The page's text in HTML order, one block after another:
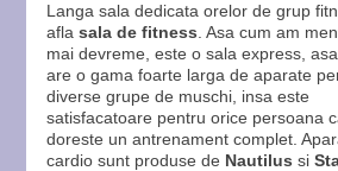
Langa sala dedicata orelor de grup
afla sala de fitness . Asa cum am
mai devreme, este o sala express,
are o gama foarte larga de aparate
diverse grupe de muschi, insa este
satisfacatoare pentru orice persoana
doreste un antrenament complet.
cardio sunt produse de Nautilus si